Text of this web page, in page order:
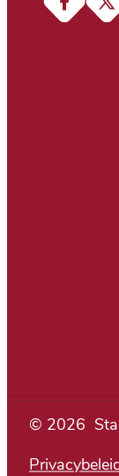
Facebook
X
© 2026